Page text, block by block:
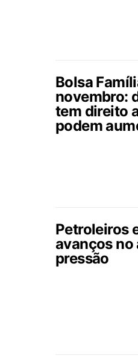
Bolsa
novembro:
tem direito
podem
Petroleiros
avanços no
pressão